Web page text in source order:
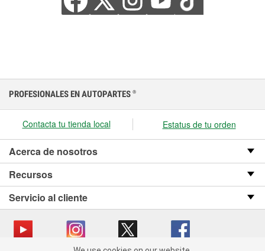
PROFESIONALES EN AUTOPARTES ®
Contacta tu tienda local Estatus de tu orden
Acerca de nosotros
Recursos
Servicio al cliente